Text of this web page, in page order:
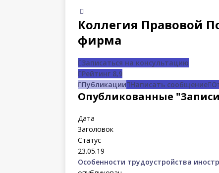
Коллегия Правовой
фирма
Записаться на консультацию
Рейтинг 8,9
Публикации Написать сообщение
Опубликованные
Дата
Заголовок
Статус
23.05.19
Особенности трудоустройства